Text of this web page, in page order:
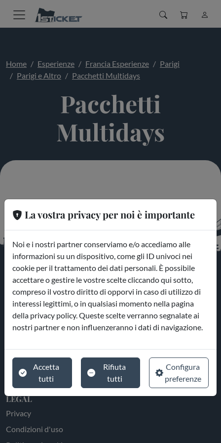
Home Esperienze Francia Esperienze
Parigi
Parigi e Altro
Pacchetti Multidays
Pacchetti
Multidays
ESPLORA
Parchi
Portale Agenzie
LEGAL
Privacy
Condizioni d'uso
La vostra privacy per noi è importante
Noi e i nostri partner conserviamo e/o accediamo alle
informazioni su un dispositivo, come gli ID univoci nei
cookie per il trattamento dei dati personali. È possibile
accettare o gestire le vostre scelte cliccando qui sotto,
compreso il vostro diritto di opporvi in caso di utilizzo di
interessi legittimi, o in qualsiasi momento nella pagina
della privacy policy. Queste scelte verranno segnalate ai
nostri partner e non influenzeranno i dati di navigazione.
Accetta
tutti
Rifiuta
tutti
Configura
preferenze